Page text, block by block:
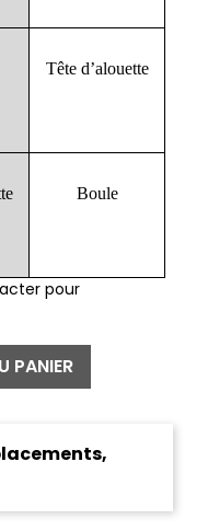
Tête d’alouette
Boule
pour
PANIER